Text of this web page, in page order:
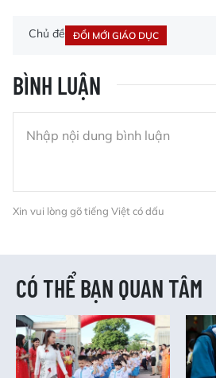
Chủ đề ĐỔI MỚI GIÁO DỤC
BÌNH LUẬN
Xin vui lòng gõ tiếng Việt có dấu
CÓ THỂ BẠN QUAN TÂM